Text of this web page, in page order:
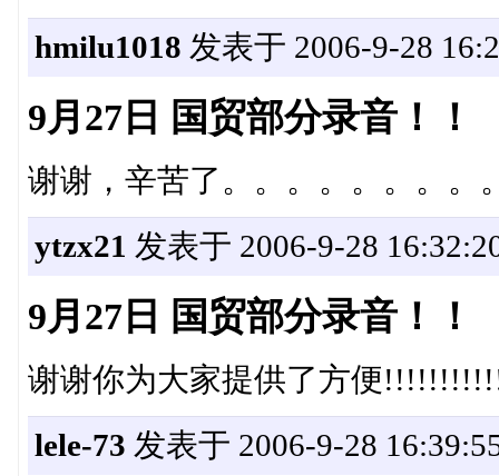
hmilu1018 发表于 2006-9-28
9月27日 国贸部分录音！！
谢谢，辛苦了。。。。。。。。
ytzx21 发表于 2006-9-28
9月27日 国贸部分录音！！
谢谢你为大家提供了方便
lele-73 发表于 2006-9-28